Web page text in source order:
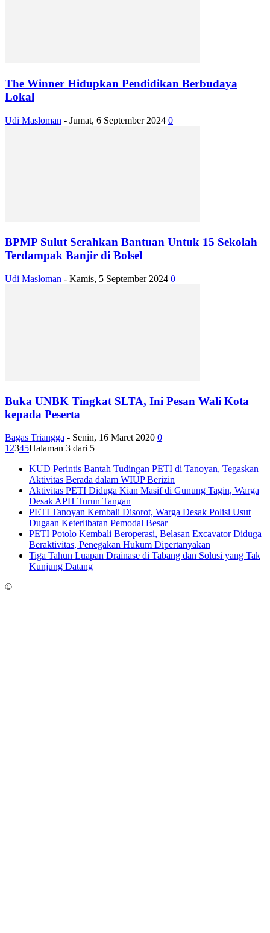
The Winner Hidupkan Pendidikan Berbudaya
Lokal
Udi Masloman - Jumat, 6 September 2024 0
BPMP Sulut Serahkan Bantuan Untuk 15 Sekolah
Terdampak Banjir di Bolsel
Udi Masloman - Kamis, 5 September 2024 0
Buka UNBK Tingkat SLTA, Ini Pesan Wali Kota
kepada Peserta
Bagas Triangga - Senin, 16 Maret 2020 0
12345Halaman 3 dari 5
KUD Perintis Bantah Tudingan PETI di Tanoyan, Tegaskan
Aktivitas Berada dalam WIUP Berizin
Aktivitas PETI Diduga Kian Masif di Gunung Tagin, Warga
Desak APH Turun Tangan
PETI Tanoyan Kembali Disorot, Warga Desak Polisi Usut
Dugaan Keterlibatan Pemodal Besar
PETI Potolo Kembali Beroperasi, Belasan Excavator Diduga
Beraktivitas, Penegakan Hukum Dipertanyakan
Tiga Tahun Luapan Drainase di Tabang dan Solusi yang Tak
Kunjung Datang
©